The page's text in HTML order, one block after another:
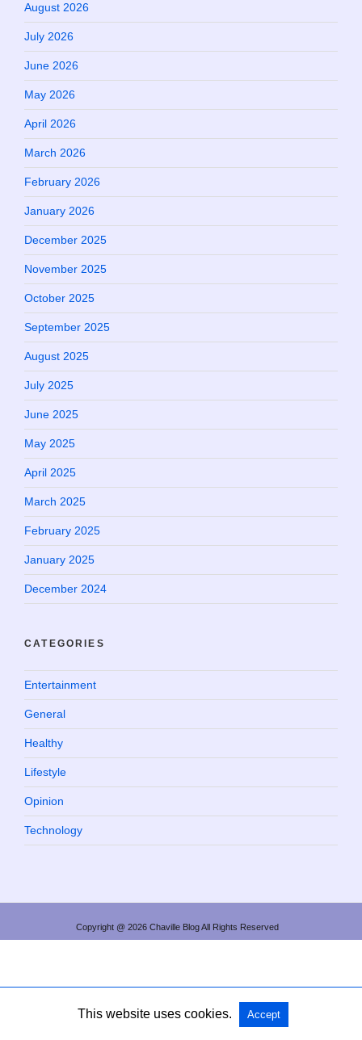
August 2026
July 2026
June 2026
May 2026
April 2026
March 2026
February 2026
January 2026
December 2025
November 2025
October 2025
September 2025
August 2025
July 2025
June 2025
May 2025
April 2025
March 2025
February 2025
January 2025
December 2024
CATEGORIES
Entertainment
General
Healthy
Lifestyle
Opinion
Technology
Copyright @ 2026 Chaville Blog All Rights Reserved
This website uses cookies. Accept